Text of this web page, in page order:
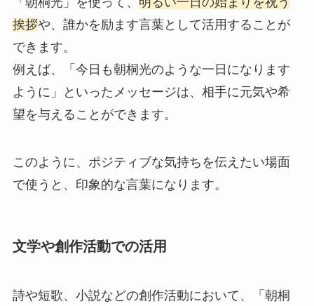
挨拶や、誰かを励ます言葉として活用することが
できます。
例えば、「今日も朝桐光のような一日になります
ように」といったメッセージは、相手に元気や希
望を与えることができます。
このように、ポジティブな気持ちを伝えたい場面
で使うと、印象的な言葉になります。
文学や創作活動での活用
詩や短歌、小説などの創作活動において、「朝桐